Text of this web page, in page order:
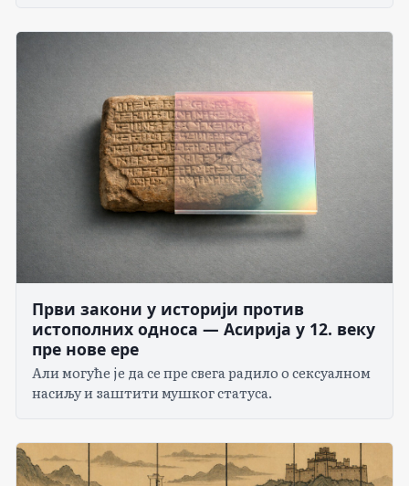
Први закони у историји против
истополних односа — Асирија у 12. веку
пре нове ере
Али могуће је да се пре свега радило о сексуалном
насиљу и заштити мушког статуса.